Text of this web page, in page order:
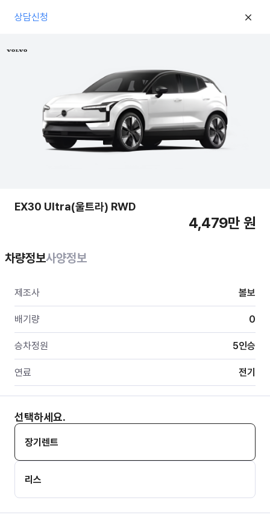
상담신청
EX30 Ultra(울트라) RWD
4,479만 원
차량정보사양정보
제조사 볼보
배기량 0
승차정원 5인승
연료 전기
선택하세요.
장기렌트
리스